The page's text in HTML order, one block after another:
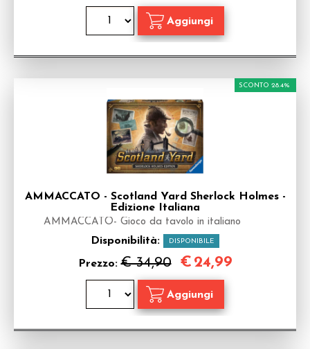
AMMACCATO - Scotland Yard Sherlock Holmes -
Edizione Italiana
AMMACCATO- Gioco da tavolo in italiano
Disponibilità: DISPONIBILE
Prezzo:€ 34,90
SCONTO 28.4%
€ 24,99